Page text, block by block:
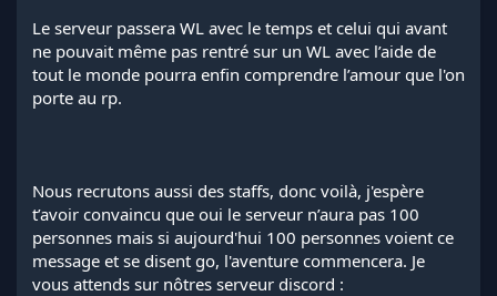
Le serveur passera WL avec le temps et celui qui avant
ne pouvait même pas rentré sur un WL avec l’aide de
tout le monde pourra enfin comprendre l’amour que l'on
porte au rp.
Nous recrutons aussi des staffs, donc voilà, j'espère
t’avoir convaincu que oui le serveur n’aura pas 100
personnes mais si aujourd'hui 100 personnes voient ce
message et se disent go, l'aventure commencera. Je
vous attends sur nôtres serveur discord :